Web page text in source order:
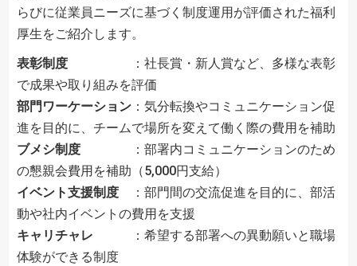
らびに従業員ニーズに基づく制度運用が評価された福利
厚生をご紹介します。
表彰制度 ：社長賞・新人賞など、多様な表彰
で成果や取り組みを評価
部門ワーケーション ：気分転換やコミュニケーション促
進を目的に、チームで場所を変えて働く際の費用を補助
ブメシ制度 ：部署内コミュニケーションのため
の懇親会費用を補助（5,000円支給）
イベント支援制度
：部門間の交流促進を目的に、部活
動や社内イベントの費用を支援
キャリチャレ ：希望する部署への異動願いと職場
体験ができる制度